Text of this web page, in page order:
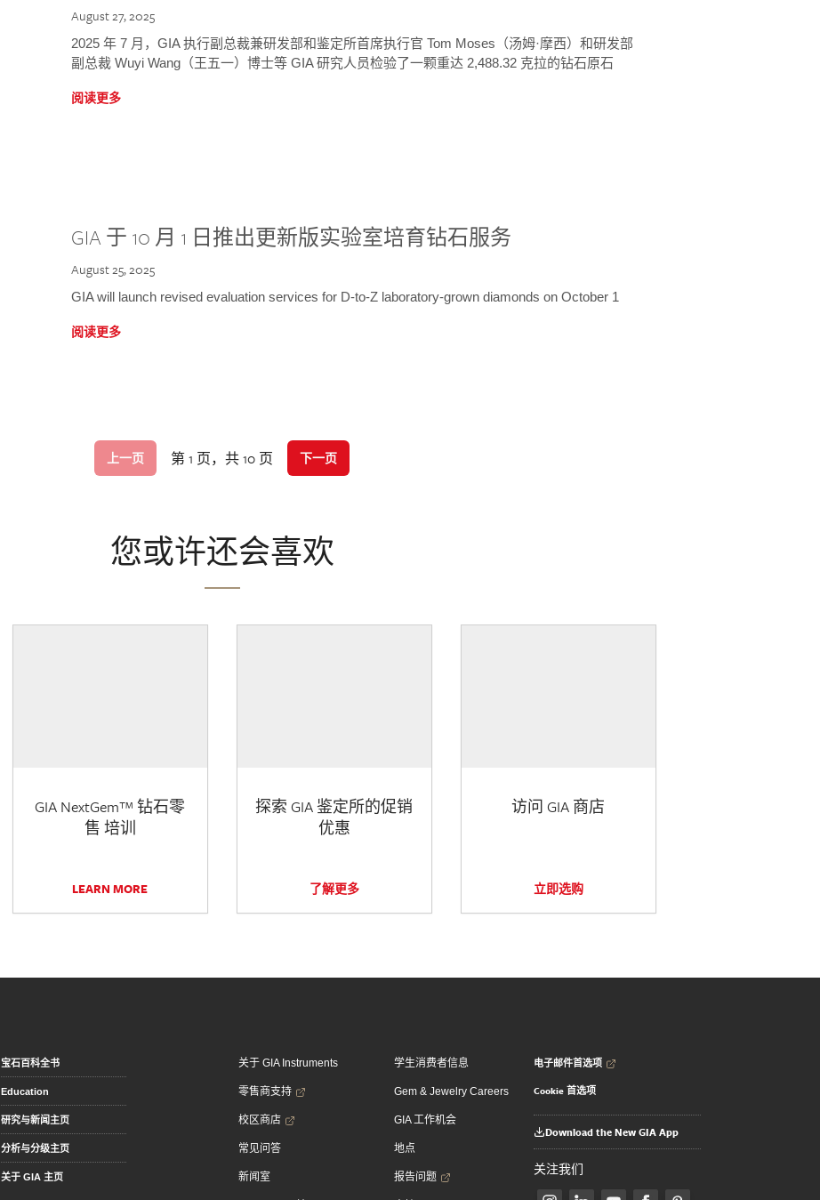
August 27, 2025
2025 年 7 月，GIA 执行副总裁兼研发部和鉴定所首席执行官 Tom Moses（汤姆·摩西）和研发部
副总裁 Wuyi Wang（王五一）博士等 GIA 研究人员检验了一颗重达 2,488.32 克拉的钻石原石
阅读更多
GIA 于 10 月 1 日推出更新版实验室培育钻石服务
August 25, 2025
GIA will launch revised evaluation services for D-to-Z laboratory-grown diamonds on October 1
阅读更多
上一页 第 1 页，共 10 页 下一页
您或许还会喜欢
GIA NextGem™ 钻石零
售 培训
LEARN MORE
探索 GIA 鉴定所的促销
优惠
了解更多
访问 GIA 商店
立即选购
宝石百科全书
Education
研究与新闻主页
分析与分级主页
关于 GIA 主页
关于 GIA Instruments
零售商支持
校区商店
常见问答
新闻室
学生消费者信息
Gem & Jewelry Careers
GIA 工作机会
地点
报告问题
电子邮件首选项
Cookie 首选项
Download the New GIA App
关注我们